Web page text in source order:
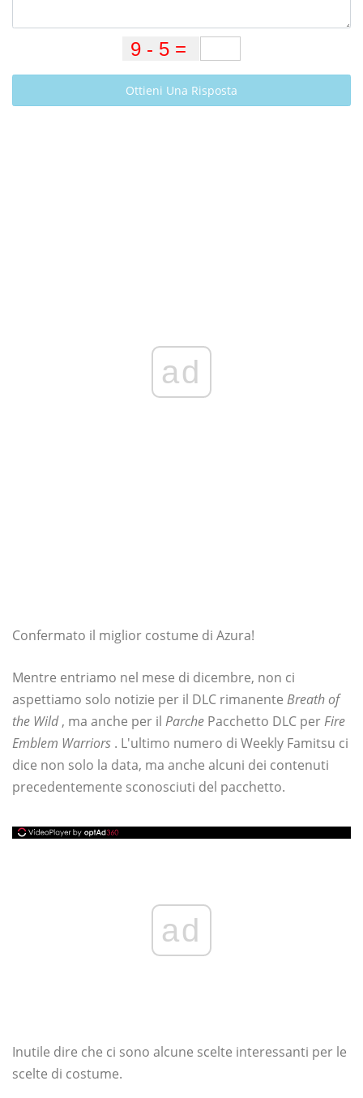
Ottieni Una Risposta
ad
Confermato il miglior costume di Azura!
Mentre entriamo nel mese di dicembre, non ci
aspettiamo solo notizie per il DLC rimanente Breath of
the Wild, ma anche per il Parche Pacchetto DLC perFire
Emblem Warriors . L'ultimo numero di Weekly Famitsu ci
dice non solo la data, ma anche alcuni dei contenuti
precedentemente sconosciuti del pacchetto.
ad
Inutile dire che ci sono alcune scelte interessanti per le
scelte di costume.